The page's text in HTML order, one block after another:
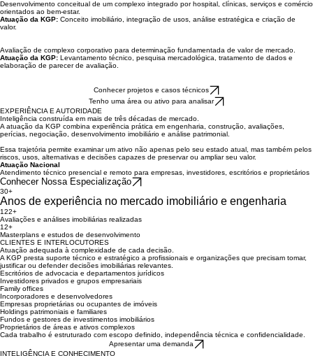
Desenvolvimento conceitual de um complexo integrado por hospital, clínicas, serviços e comércio
orientados ao bem-estar.
Avaliação de complexo corporativo para determinação fundamentada de valor de mercado.
Conhecer projetos e casos técnicos
Tenho uma área ou ativo para analisar
EXPERIÊNCIA E AUTORIDADE
Inteligência construída em mais de três décadas de mercado.
perícias, negociação, desenvolvimento imobiliário e análise patrimonial.
Essa trajetória permite examinar um ativo não apenas pelo seu estado atual, mas também pelos
riscos, usos, alternativas e decisões capazes de preservar ou ampliar seu valor.
Atuação Nacional
Atendimento técnico presencial e remoto para empresas, investidores, escritórios e proprietários
Conhecer Nossa Especialização
30+
Anos de experiência no mercado imobiliário e engenharia
122+
Avaliações e análises imobiliárias realizadas
12+
Masterplans e estudos de desenvolvimento
CLIENTES E INTERLOCUTORES
Atuação adequada à complexidade de cada decisão.
A KGP presta suporte técnico e estratégico a profissionais e organizações que precisam tomar,
justificar ou defender decisões imobiliárias relevantes.
Escritórios de advocacia e departamentos jurídicos
Investidores privados e grupos empresariais
Family offices
Incorporadores e desenvolvedores
Empresas proprietárias ou ocupantes de imóveis
Holdings patrimoniais e familiares
Fundos e gestores de investimentos imobiliários
Proprietários de áreas e ativos complexos
Cada trabalho é estruturado com escopo definido, independência técnica e confidencialidade.